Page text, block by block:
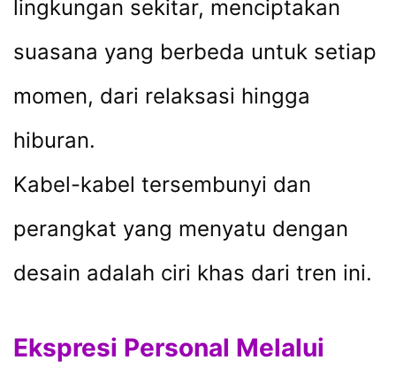
lingkungan sekitar, menciptakan
suasana yang berbeda untuk setiap
momen, dari relaksasi hingga
hiburan.
Kabel-kabel tersembunyi dan
perangkat yang menyatu dengan
desain adalah ciri khas dari tren ini.
Ekspresi Personal Melalui